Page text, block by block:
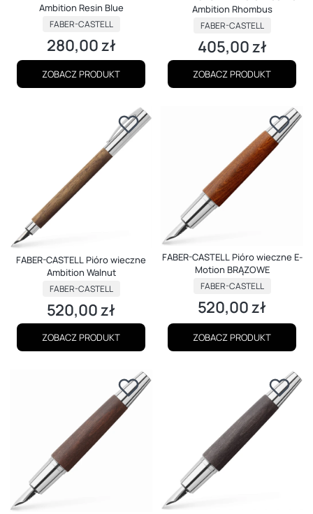
Ambition Resin Blue
PRODUCENT
FABER-CASTELL
Cena
280,00 zł
ZOBACZ PRODUKT
Ambition Rhombus
PRODUCENT
FABER-CASTELL
Cena
405,00 zł
ZOBACZ PRODUKT
FABER-CASTELL Pióro wieczne
Ambition Walnut
PRODUCENT
FABER-CASTELL
Cena
520,00 zł
ZOBACZ PRODUKT
FABER-CASTELL Pióro wieczne E-
Motion BRĄZOWE
PRODUCENT
FABER-CASTELL
Cena
520,00 zł
ZOBACZ PRODUKT